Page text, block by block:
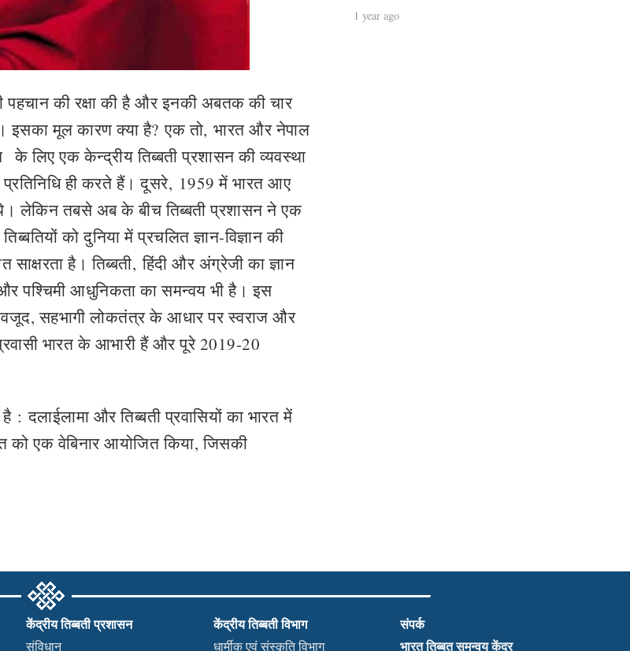
पहचान की रक्षा की है और इनकी अबतक की चार
इसका मूल कारण क्या है?एक तो, भारत और नेपाल
के लिए एक केन्द्रीय तिब्बती प्रशासन की व्यवस्था
प्रतिनिधि ही करते हैं। दूसरे, 1959 में भारत आए
थे। लेकिन तबसे अब के बीच तिब्बती प्रशासन ने एक
को दुनिया में प्रचलित ज्ञान-विज्ञान की
है। तिब्बती,हिंदी और अंग्रेजी का ज्ञान
पश्चिमी आधुनिकता का समन्वय भी है। इस
सहभागी लोकतंत्र के आधार पर स्वराज और
भारत के आभारी हैं और पूरे 2019-20
: दलाईलामा और तिब्बती प्रवासियों का भारत में
को एक वेबिनार आयोजित किया, जिसकी
1 year ago
केंद्रीय तिब्बती प्रशासन
संविधान
केंद्रीय तिब्बती विभाग
धार्मीक एवं संस्कृति विभाग
संपर्क
भारत तिब्बत समन्वय केंद्र